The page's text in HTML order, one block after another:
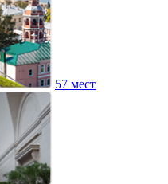
57 мест